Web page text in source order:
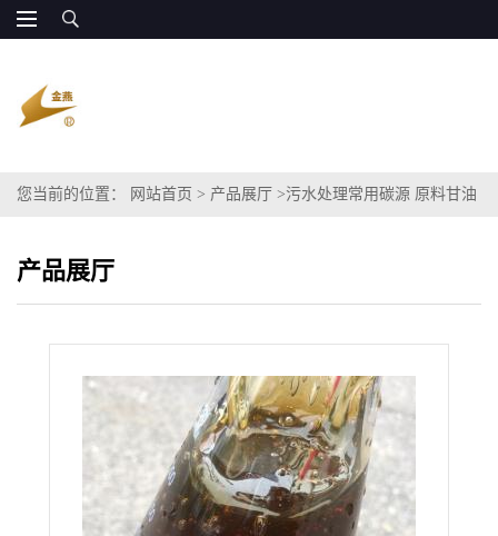
您当前的位置： 网站首页 > 产品展厅 >污水处理常用碳源 原料甘油
产品展厅